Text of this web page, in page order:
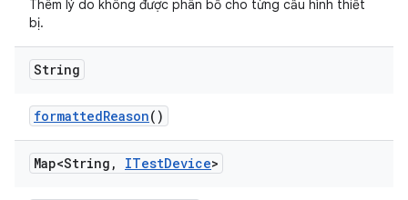
Thêm lý do không được phân bổ cho từng cấu hình thiết
bị.
String
formattedReason()
Map<String , ITestDevice>